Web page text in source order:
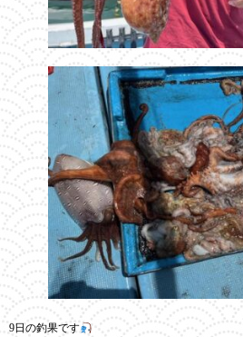
9日の釣果です